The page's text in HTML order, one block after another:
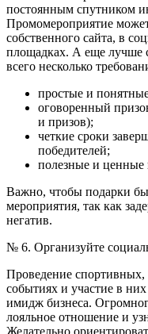
постоянным спутником
Промомероприятие
собственного сайта, в
площадках. А еще лучше
всего несколько
простые и
оговоренный
и призов);
четкие сроки
победителей;
полезные и ценные
Важно, чтобы подарки
мероприятия, так как
негатив.
№ 6. Организуйте
Проведение спортивных,
событиях и участие в
имидж бизнеса.
лояльное отношение и
Желательно